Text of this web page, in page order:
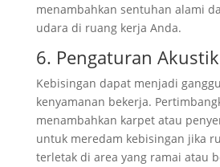
menambahkan sentuhan alami
udara di ruang kerja Anda.
6. Pengaturan
Kebisingan dapat menjadi
kenyamanan bekerja.
menambahkan karpet atau
untuk meredam kebisingan jika
terletak di area yang ramai atau